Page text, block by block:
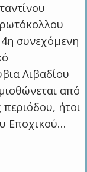
συνεχόμενη
Λιβαδίου
από
ήτοι
Εποχικού…